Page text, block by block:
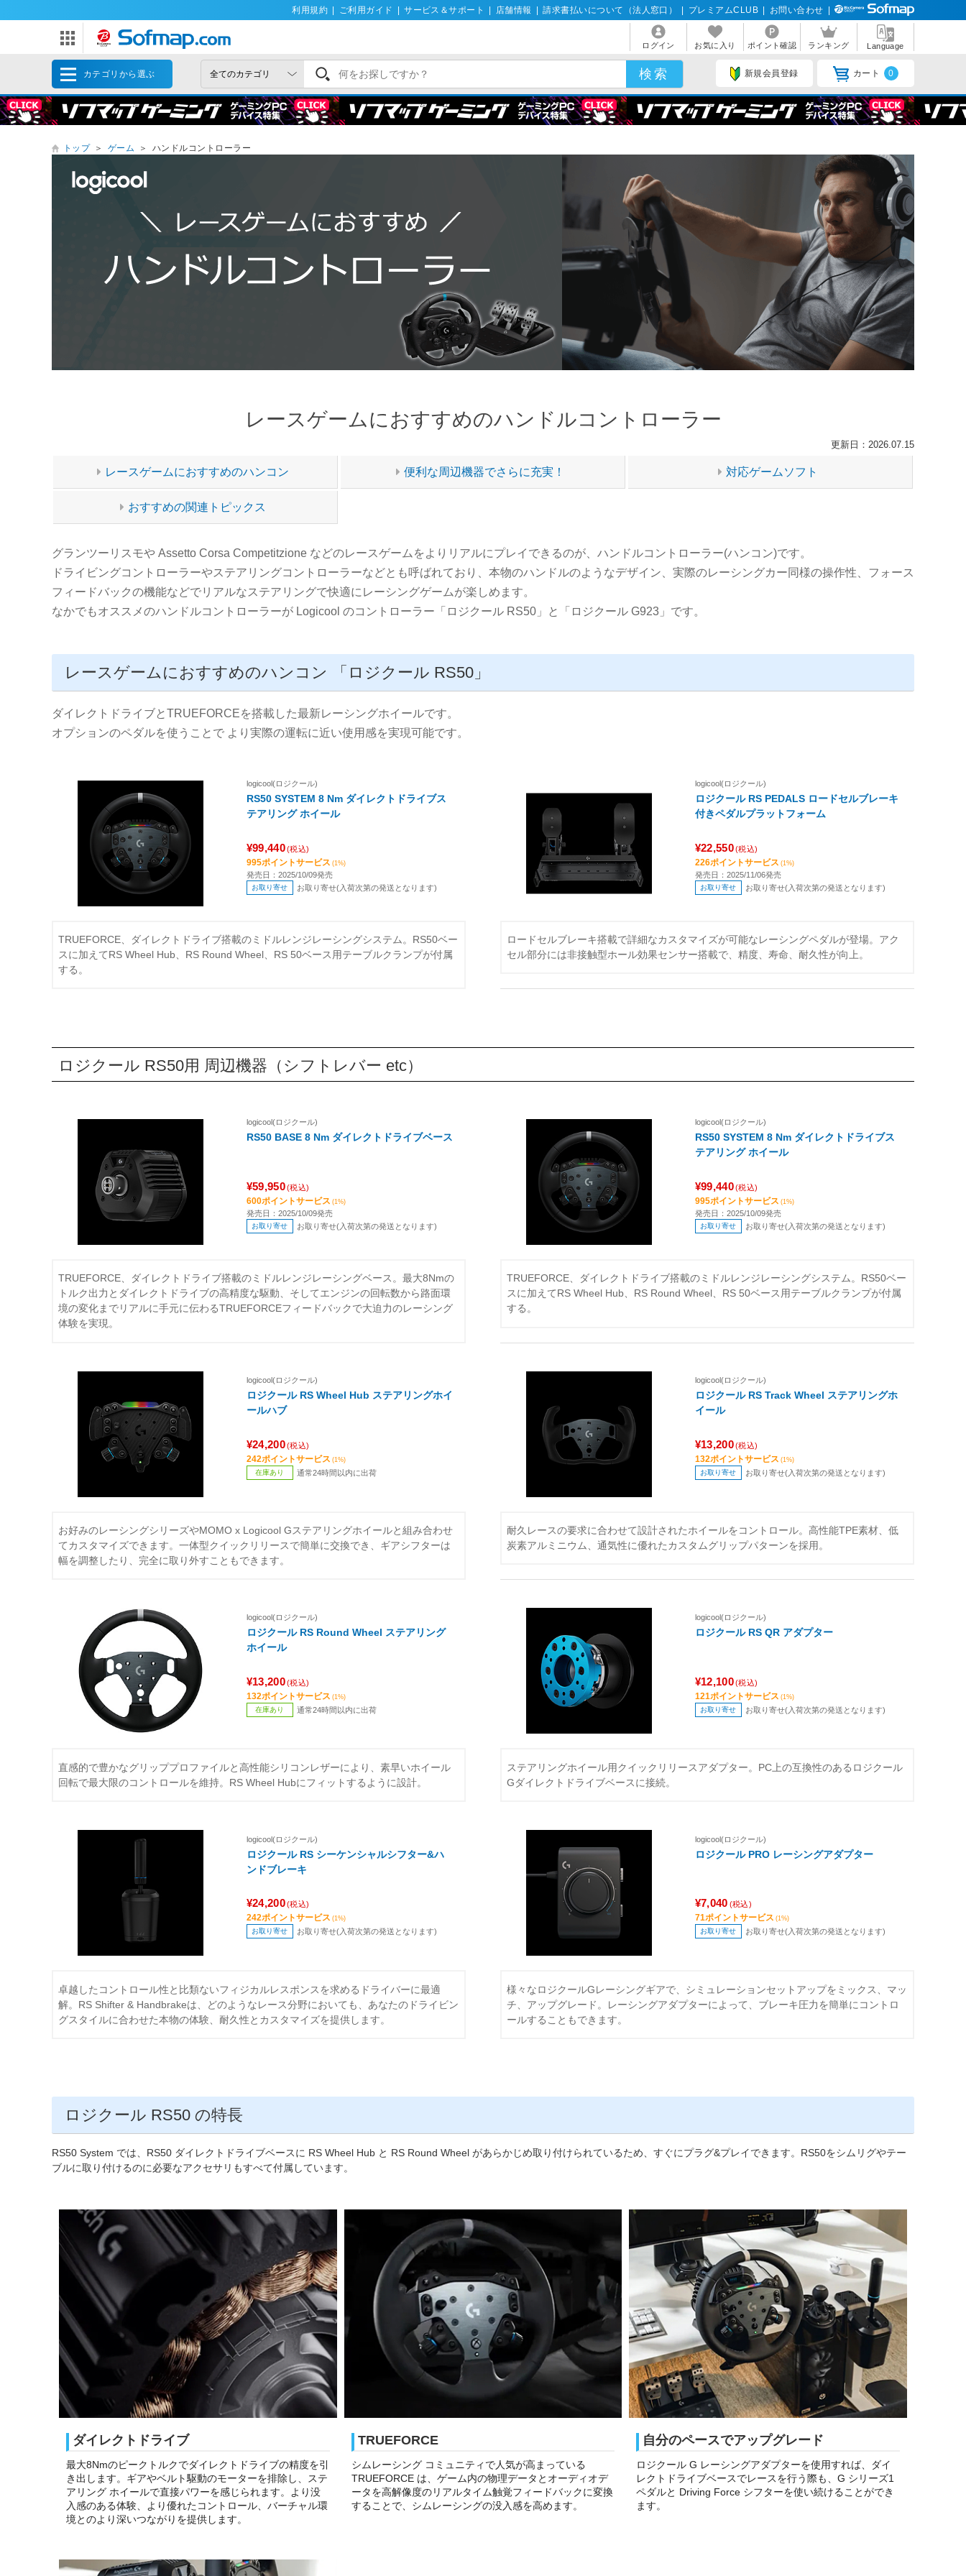
利用規約 ご利用ガイド サービス＆サポート 店舗情報 請求書払いについて（法人窓口） プレミアムCLUB お問い合わせ
ログイン お気に入り ポイント確認 ランキング Language
カテゴリから選ぶ 新規会員登録 カート 0
トップ ＞ ゲーム ＞ ハンドルコントローラー
レースゲームにおすすめのハンドルコントローラー
更新日：2026.07.15
レースゲームにおすすめのハンコン 便利な周辺機器でさらに充実！ 対応ゲームソフト
おすすめの関連トピックス
グランツーリスモや Assetto Corsa Competitzione などのレースゲームをよりリアルにプレイできるのが、ハンドルコントローラー(ハンコン)です。
ドライビングコントローラーやステアリングコントローラーなどとも呼ばれており、本物のハンドルのようなデザイン、実際のレーシングカー同様の操作性、フォース
フィードバックの機能などでリアルなステアリングで快適にレーシングゲームが楽しめます。
なかでもオススメのハンドルコントローラーが Logicool のコントローラー「ロジクール RS50」と「ロジクール G923」です。
レースゲームにおすすめのハンコン 「ロジクール RS50」
ダイレクトドライブとTRUEFORCEを搭載した最新レーシングホイールです。
オプションのペダルを使うことで より実際の運転に近い使用感を実現可能です。
logicool(ロジクール)
RS50 SYSTEM 8 Nm ダイレクトドライブス
テアリング ホイール
¥99,440(税込)
995ポイントサービス (1%)
発売日：2025/10/09発売
お取り寄せ お取り寄せ(入荷次第の発送となります)
TRUEFORCE、ダイレクトドライブ搭載のミドルレンジレーシングシステム。RS50ベー
スに加えてRS Wheel Hub、RS Round Wheel、RS 50ベース用テーブルクランプが付属
する。
logicool(ロジクール)
ロジクール RS PEDALS ロードセルブレーキ
付きペダルプラットフォーム
¥22,550(税込)
226ポイントサービス (1%)
発売日：2025/11/06発売
お取り寄せ お取り寄せ(入荷次第の発送となります)
ロードセルブレーキ搭載で詳細なカスタマイズが可能なレーシングペダルが登場。アク
セル部分には非接触型ホール効果センサー搭載で、精度、寿命、耐久性が向上。
ロジクール RS50用 周辺機器（シフトレバー etc）
logicool(ロジクール)
RS50 BASE 8 Nm ダイレクトドライブベース
¥59,950(税込)
600ポイントサービス (1%)
発売日：2025/10/09発売
お取り寄せ お取り寄せ(入荷次第の発送となります)
TRUEFORCE、ダイレクトドライブ搭載のミドルレンジレーシングベース。最大8Nmの
トルク出力とダイレクトドライブの高精度な駆動、そしてエンジンの回転数から路面環
境の変化までリアルに手元に伝わるTRUEFORCEフィードバックで大迫力のレーシング
体験を実現。
logicool(ロジクール)
RS50 SYSTEM 8 Nm ダイレクトドライブス
テアリング ホイール
¥99,440(税込)
995ポイントサービス (1%)
発売日：2025/10/09発売
お取り寄せ お取り寄せ(入荷次第の発送となります)
TRUEFORCE、ダイレクトドライブ搭載のミドルレンジレーシングシステム。RS50ベー
スに加えてRS Wheel Hub、RS Round Wheel、RS 50ベース用テーブルクランプが付属
する。
logicool(ロジクール)
ロジクール RS Wheel Hub ステアリングホイ
ールハブ
¥24,200(税込)
242ポイントサービス (1%)
在庫あり 通常24時間以内に出荷
お好みのレーシングシリーズやMOMO x Logicool Gステアリングホイールと組み合わせ
てカスタマイズできます。一体型クイックリリースで簡単に交換でき、ギアシフターは
幅を調整したり、完全に取り外すこともできます。
logicool(ロジクール)
ロジクール RS Track Wheel ステアリングホ
イール
¥13,200(税込)
132ポイントサービス (1%)
お取り寄せ お取り寄せ(入荷次第の発送となります)
耐久レースの要求に合わせて設計されたホイールをコントロール。高性能TPE素材、低
炭素アルミニウム、通気性に優れたカスタムグリップパターンを採用。
logicool(ロジクール)
ロジクール RS Round Wheel ステアリング
ホイール
¥13,200(税込)
132ポイントサービス (1%)
在庫あり 通常24時間以内に出荷
直感的で豊かなグリッププロファイルと高性能シリコンレザーにより、素早いホイール
回転で最大限のコントロールを維持。RS Wheel Hubにフィットするように設計。
logicool(ロジクール)
ロジクール RS QR アダプター
¥12,100(税込)
121ポイントサービス (1%)
お取り寄せ お取り寄せ(入荷次第の発送となります)
ステアリングホイール用クイックリリースアダプター。PC上の互換性のあるロジクール
Gダイレクトドライブベースに接続。
logicool(ロジクール)
ロジクール RS シーケンシャルシフター&ハ
ンドブレーキ
¥24,200(税込)
242ポイントサービス (1%)
お取り寄せ お取り寄せ(入荷次第の発送となります)
卓越したコントロール性と比類ないフィジカルレスポンスを求めるドライバーに最適
解。RS Shifter & Handbrakeは、どのようなレース分野においても、あなたのドライビン
グスタイルに合わせた本物の体験、耐久性とカスタマイズを提供します。
logicool(ロジクール)
ロジクール PRO レーシングアダプター
¥7,040 (税込)
71ポイントサービス (1%)
お取り寄せ お取り寄せ(入荷次第の発送となります)
様々なロジクールGレーシングギアで、シミュレーションセットアップをミックス、マッ
チ、アップグレード。レーシングアダプターによって、ブレーキ圧力を簡単にコントロ
ールすることもできます。
ロジクール RS50 の特長
RS50 System では、RS50 ダイレクトドライブベースに RS Wheel Hub と RS Round Wheel があらかじめ取り付けられているため、すぐにプラグ&プレイできます。RS50をシムリグやテー
ブルに取り付けるのに必要なアクセサリもすべて付属しています。
ダイレクトドライブ
最大8Nmのピークトルクでダイレクトドライブの精度を引
き出します。ギアやベルト駆動のモーターを排除し、ステ
アリング ホイールで直接パワーを感じられます。より没
入感のある体験、より優れたコントロール、バーチャル環
境とのより深いつながりを提供します。
TRUEFORCE
シムレーシング コミュニティで人気が高まっている
TRUEFORCE は、ゲーム内の物理データとオーディオデ
ータを高解像度のリアルタイム触覚フィードバックに変換
することで、シムレーシングの没入感を高めます。
自分のペースでアップグレード
ロジクール G レーシングアダプターを使用すれば、ダイ
レクトドライブベースでレースを行う際も、G シリーズ1
ペダルと Driving Force シフターを使い続けることができ
ます。